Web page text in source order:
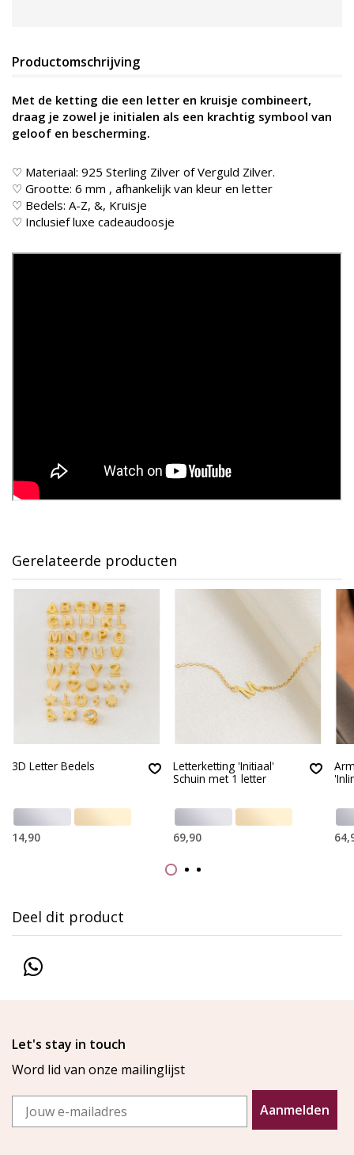
Productomschrijving
Met de ketting die een letter en kruisje combineert,
draag je zowel je initialen als een krachtig symbool van
geloof en bescherming.
♡ Materiaal: 925 Sterling Zilver of Verguld Zilver.
♡ Grootte: 6 mm , afhankelijk van kleur en letter
♡ Bedels: A-Z, &, Kruisje
♡ Inclusief luxe cadeaudoosje
Gerelateerde producten
3D Letter Bedels
14,90
Letterketting 'Initiaal'
Schuin met 1 letter
69,90
Deel dit product
Let's stay in touch
Word lid van onze mailinglijst
Email
Aanmelden